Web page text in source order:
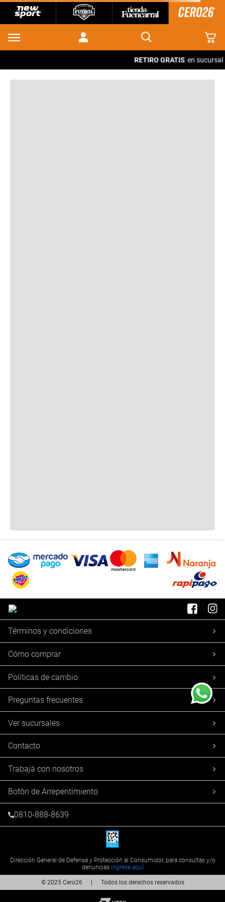
en sucursal
Términos y condiciones
Cómo comprar
Políticas de cambio
Preguntas frecuentes
Ver sucursales
Contacto
Trabajá con nosotros
Botón de Arrepentimiento
0810-888-8639
Dirección General de Defensa y Protección al Consumidor, para consultas y/o
denuncias ingrese aquí
© 2025 Cero26 | Todos los derechos reservados